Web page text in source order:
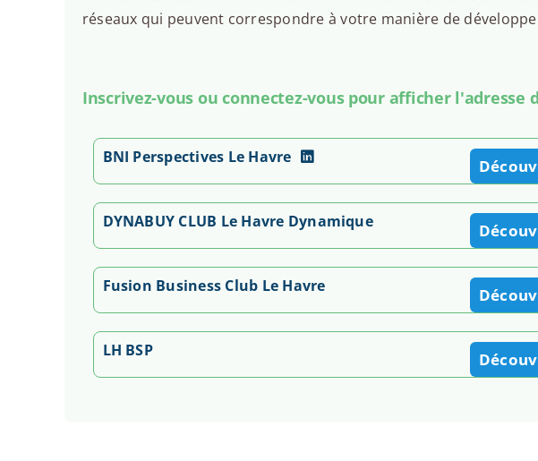
réseaux qui peuvent correspondre à votre manière de
Inscrivez-vous ou connectez-vous pour afficher
BNI Perspectives Le Havre
DYNABUY CLUB Le Havre Dynamique
Fusion Business Club Le Havre
LH BSP